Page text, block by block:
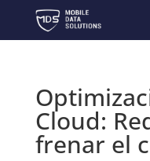
Cloud:
frenar el